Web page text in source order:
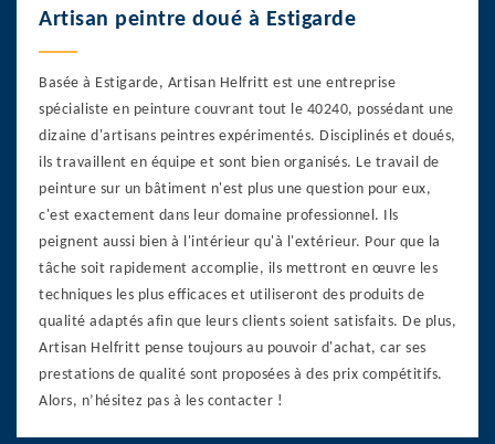
Artisan peintre doué à Estigarde
Basée à Estigarde, Artisan Helfritt est une entreprise
spécialiste en peinture couvrant tout le 40240, possédant une
dizaine d'artisans peintres expérimentés. Disciplinés et doués,
ils travaillent en équipe et sont bien organisés. Le travail de
peinture sur un bâtiment n'est plus une question pour eux,
c'est exactement dans leur domaine professionnel. Ils
peignent aussi bien à l'intérieur qu'à l'extérieur. Pour que la
tâche soit rapidement accomplie, ils mettront en œuvre les
techniques les plus efficaces et utiliseront des produits de
qualité adaptés afin que leurs clients soient satisfaits. De plus,
Artisan Helfritt pense toujours au pouvoir d'achat, car ses
prestations de qualité sont proposées à des prix compétitifs.
Alors, n’hésitez pas à les contacter !